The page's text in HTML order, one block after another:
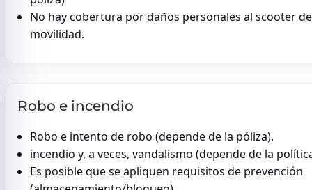
No hay cobertura por daños personales al scooter de
movilidad.
Robo e incendio
Robo e intento de robo (depende de la póliza).
incendio y, a veces, vandalismo (depende de la
Es posible que se apliquen requisitos de prevención